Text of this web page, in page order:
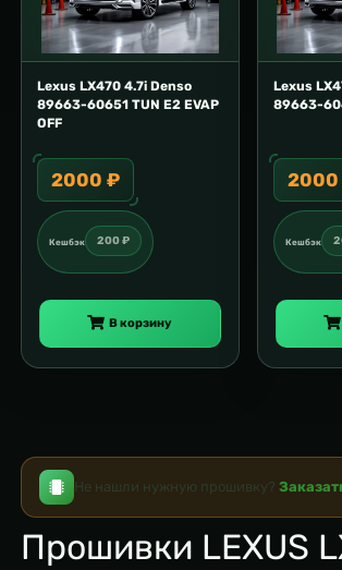
Lexus LX470 4.7i Denso
89663-60651 TUN E2 EVAP
OFF
2000 ₽
Кешбэк 200 ₽
В корзину
Lexus
89663-
2000
Кешбэк
Не нашли нужную прошивку?
Прошивки LEXUS